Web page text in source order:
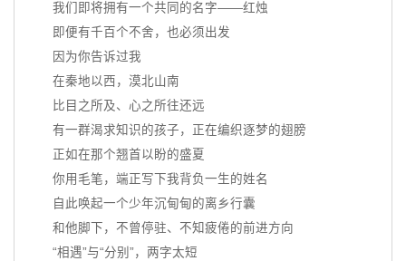
我们即将拥有一个共同的名字——红烛
即便有千百个不舍，也必须出发
因为你告诉过我
在秦地以西，漠北山南
比目之所及、心之所往还远
有一群渴求知识的孩子，正在编织逐梦的翅膀
正如在那个翘首以盼的盛夏
你用毛笔，端正写下我背负一生的姓名
自此唤起一个少年沉甸甸的离乡行囊
和他脚下，不曾停驻、不知疲倦的前进方向
“相遇”与“分别”，两字太短